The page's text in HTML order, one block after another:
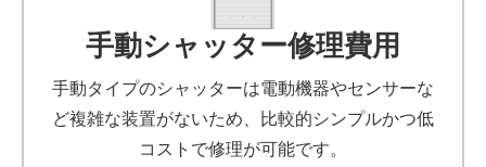
手動シャッター修理費用
手動タイプのシャッターは電動機器やセンサーな
ど複雑な装置がないため、比較的シンプルかつ低
コストで修理が可能です。